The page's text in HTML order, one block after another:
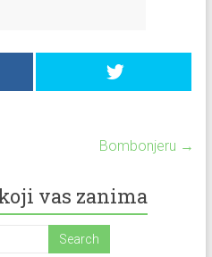
Bombonjeru →
vas zanima